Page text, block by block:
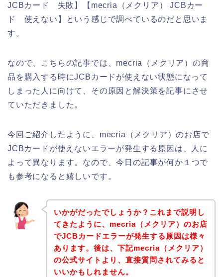
JCBカード 失敗】【mecria（メクリア） JCBカー
ド 使えない】という感じで調べているのだと思いま
す。
なので、こちらの記事では、mecria（メクリア）の商
品を購入する時にJCBカードが使えない状態になって
しまった人に向けて、その原因と解決策を記事にさせ
ていただきました。
今回ご紹介したように、mecria（メクリア）のお店で
JCBカードが使えないエラーが発生する原因は、人に
よって異なります。なので、今日の記事が何か１つで
も参考になると嬉しいです。
いかがだったでしょうか？これまで説明し
てきたように、mecria（メクリア）のお店
でJCBカードエラーが発生する原因は様々
あります。後は、下記mecria（メクリア）
の公式サイトより、直接質問されてみると
いいかもしれません。